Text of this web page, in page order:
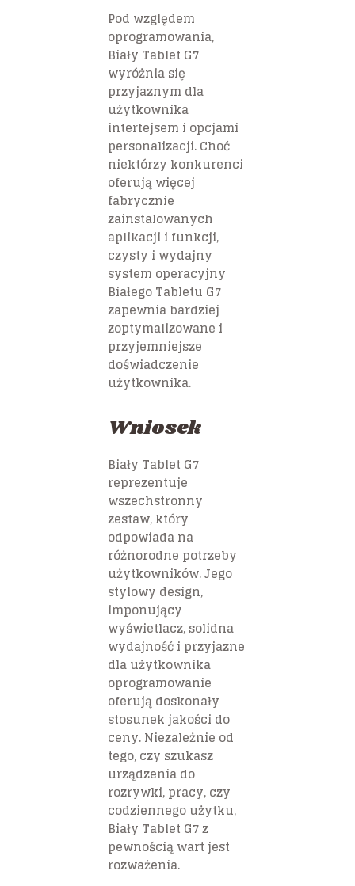
Pod względem
oprogramowania,
Biały Tablet G7
wyróżnia się
przyjaznym dla
użytkownika
interfejsem i opcjami
personalizacji. Choć
niektórzy konkurenci
oferują więcej
fabrycznie
zainstalowanych
aplikacji i funkcji,
czysty i wydajny
system operacyjny
Białego Tabletu G7
zapewnia bardziej
zoptymalizowane i
przyjemniejsze
doświadczenie
użytkownika.
Wniosek
Biały Tablet G7
reprezentuje
wszechstronny
zestaw, który
odpowiada na
różnorodne potrzeby
użytkowników. Jego
stylowy design,
imponujący
wyświetlacz, solidna
wydajność i przyjazne
dla użytkownika
oprogramowanie
oferują doskonały
stosunek jakości do
ceny. Niezależnie od
tego, czy szukasz
urządzenia do
rozrywki, pracy, czy
codziennego użytku,
Biały Tablet G7 z
pewnością wart jest
rozważenia.